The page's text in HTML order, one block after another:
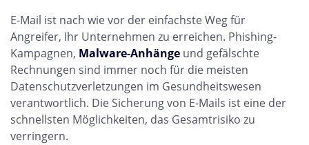
E-Mail ist nach wie vor der einfachste Weg für
Angreifer, Ihr Unternehmen zu erreichen. Phishing-
Kampagnen, Malware-Anhänge und gefälschte
Rechnungen sind immer noch für die meisten
Datenschutzverletzungen im Gesundheitswesen
verantwortlich. Die Sicherung von E-Mails ist eine der
schnellsten Möglichkeiten, das Gesamtrisiko zu
verringern.